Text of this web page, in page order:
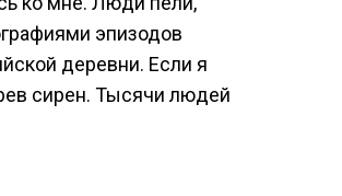
эпизодов
деревни. Если я
сирен. Тысячи людей